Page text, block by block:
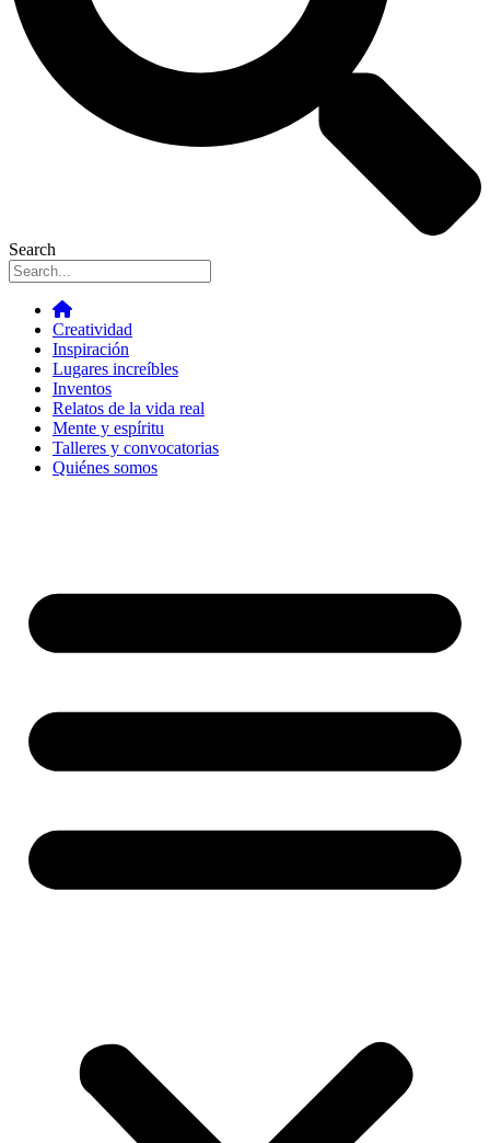
Search
Creatividad
Inspiración
Lugares increíbles
Inventos
Relatos de la vida real
Mente y espíritu
Talleres y convocatorias
Quiénes somos